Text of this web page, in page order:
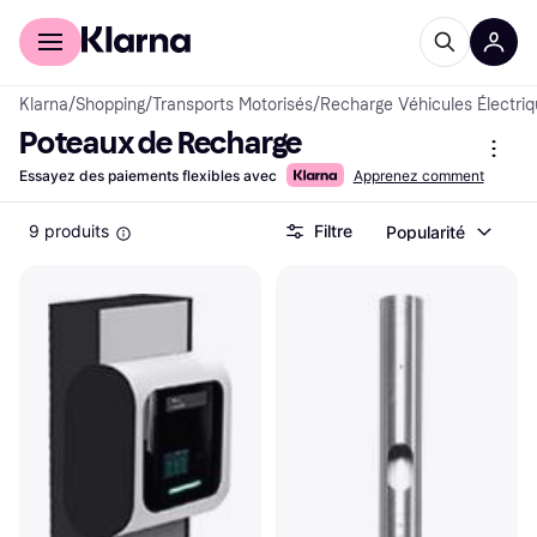
Acheter avec Klarna
Klarna/Shopping/Transports Motorisés/Recharge Véhicules
Poteaux de Recharge
Essayez des paiements flexibles avec Apprenez comment
9 produits Filtre Popularité